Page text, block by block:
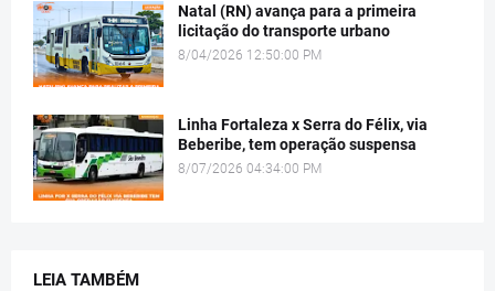
Natal (RN) avança para a primeira
licitação do transporte urbano
8/04/2026 12:50:00 PM
Linha Fortaleza x Serra do Félix, via
Beberibe, tem operação suspensa
8/07/2026 04:34:00 PM
LEIA TAMBÉM